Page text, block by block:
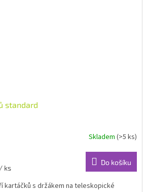
standard
Skladem (>5 ks)
/ ks
Do košíku
kartáčků s držákem na teleskopické